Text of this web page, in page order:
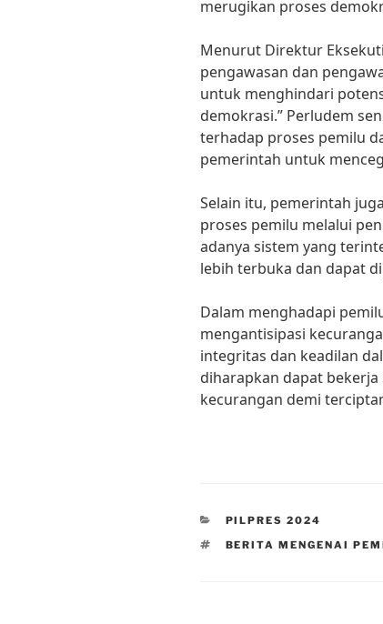
merugikan proses
Menurut Direktur
pengawasan dan
untuk menghindari
demokrasi.” Perludem
terhadap proses pemilu
pemerintah untuk
Selain itu, pemerintah
proses pemilu melalui
adanya sistem yang
lebih terbuka dan dapat
Dalam menghadapi
mengantisipasi
integritas dan keadilan
diharapkan dapat
kecurangan demi
CATEGORIES
PILPRES 2024
TAGS
BERITA MENGENAI